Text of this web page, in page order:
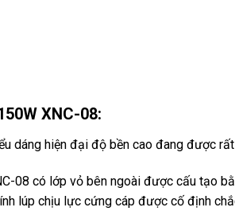
XNC-08:
dáng hiện đại độ bền cao đang được
08 có lớp vỏ bên ngoài được cấu tạo
lúp chịu lực cứng cáp được cố định